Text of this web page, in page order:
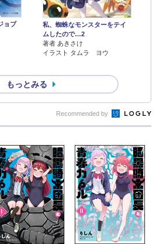
ョブ
私、蜘蛛なモンスターをテイ
ムしたので…2
著者 あきさけ
イラスト タムラ ヨウ
もっとみる
Recommended by